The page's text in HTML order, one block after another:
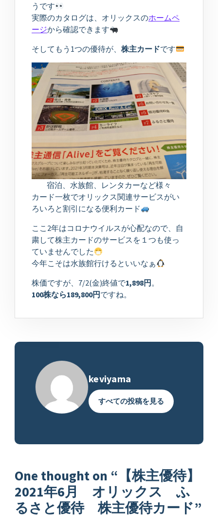
うです
実際のカタログは、オリックスのホームペ
ージから確認できます
そしてもう1つの優待が、 株主カードです
宿泊、水族館、レンタカーなど様々
カード一枚でオリックス関連サービスがい
ろいろと割引になる便利カード
ここ2年はコロナウイルスが心配なので、自
粛して株主カードのサービスを１つも使っ
ていませんでした
今年こそは水族館行けるといいなぁ
株価ですが、7/2(金)終値で1,898円。
100株なら189,800円ですね。
keviyama
すべての投稿を見る
One thought on “ 【株主優待】
2021年6月 オリックス ふ
るさと優待 株主優待カード”